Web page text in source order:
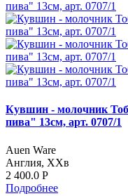
Кувшин - молочник
пива" 13см, арт. 0707/1
Auen Ware
Англия, ХХв
2 400.0 Р
Подробнее